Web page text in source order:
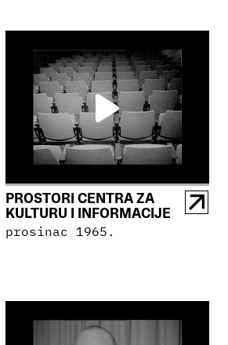
PROSTORI CENTRA ZA
KULTURU I INFORMACIJE
prosinac 1965.